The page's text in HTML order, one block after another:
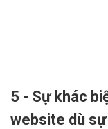
5 - Sự khác
website dù